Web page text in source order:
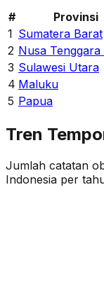
# Provinsi
1 Sumatera Barat
2 Nusa Tenggara
3 Sulawesi Utara
4 Maluku
5 Papua
Tren
Jumlah catatan
Indonesia per